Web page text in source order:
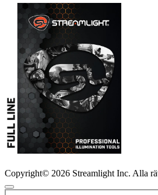
Copyright© 2026 Streamlight Inc. Alla